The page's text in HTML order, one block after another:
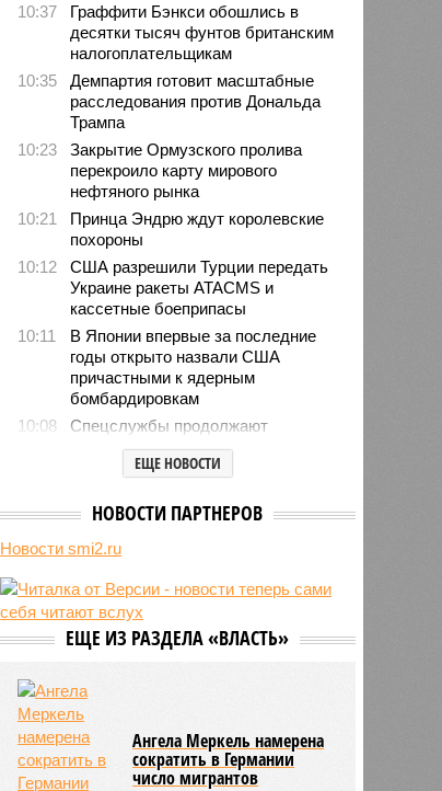
10:37
Граффити Бэнкси обошлись в
десятки тысяч фунтов британским
налогоплательщикам
10:35
Демпартия готовит масштабные
расследования против Дональда
Трампа
10:23
Закрытие Ормузского пролива
перекроило карту мирового
нефтяного рынка
10:21
Принца Эндрю ждут королевские
похороны
10:12
США разрешили Турции передать
Украине ракеты ATACMS и
кассетные боеприпасы
10:11
В Японии впервые за последние
годы открыто назвали США
причастными к ядерным
бомбардировкам
10:08
Спецслужбы продолжают
использовать номерные
радиостанции для передачи
09:59
Детство без ИИ назвали
недовольны 80% граждан
09:48
Россия нарастит количество
авиарейсов с КНР
производства ракет
ЕЩЕ НОВОСТИ
НОВОСТИ ПАРТНЕРОВ
Новости smi2.ru
ЕЩЕ ИЗ РАЗДЕЛА «ВЛАСТЬ»
Ангела Меркель намерена
сократить в Германии
число мигрантов